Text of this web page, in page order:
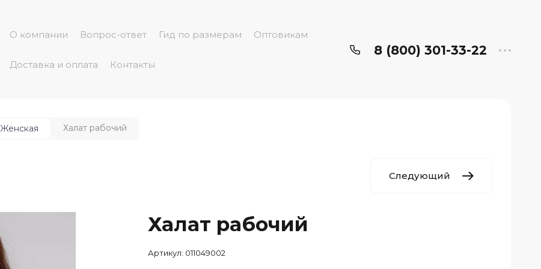
О компании Вопрос-ответ Гид по размерам Оптовикам
Доставка и оплата Контакты
8 (800) 301-33-22
Женская Халат рабочий
Следующий
Халат рабочий
Артикул: 011049002